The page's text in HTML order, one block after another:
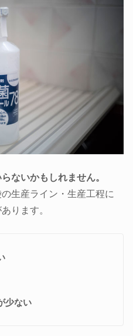
ないかもしれません。
生産ライン・生産工程に
ります。
少ない